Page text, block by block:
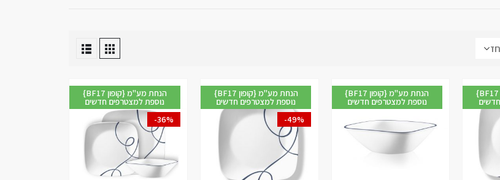
{BF17 קופון} הנחת מע"מ {BF17 קופון} הנחת מע"מ
נוספת למצטרפים חדשים
{BF17 קופון} הנחת מע"מ
נוספת למצטרפים חדשים
-49%
{BF17 קופון} הנחת מע"מ
נוספת למצטרפים חדשים
-36%